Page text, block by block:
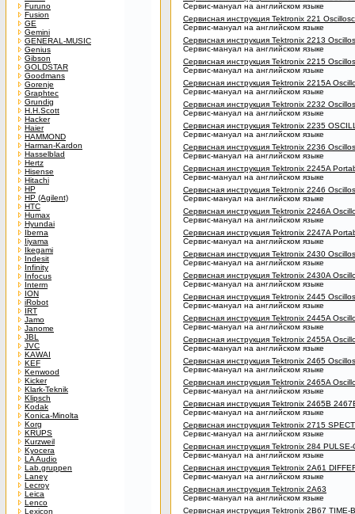
Furuno
Fusion
GE
Gemini
GENERAL-MUSIC
Genius
Gibson
GOLDSTAR
Goodmans
Gorenje
Graphtec
Grundig
H.H.Scott
Hacker
Haier
HAMMOND
Harman-Kardon
Hasselblad
Hertz
Hisense
Hitachi
HP
HP (Agilent)
HTC
Humax
Hyundai
Iberna
Iiyama
Ikegami
Indesit
Infinity
Infocus
Interm
ION
iRobot
IRT
Jamo
Janome
JBL
JVC
KAWAI
KEF
Kenwood
Kicker
Klark-Teknik
Klipsch
Kodak
Konica-Minolta
Korg
KRUPS
Kurzweil
Kyocera
LA Audio
Lab.gruppen
Laney
Lecroy
Leica
Lenco
Lexicon
Сервис-мануал на английском языке
Сервисная инструкция Tektronix 221
Сервис-мануал на английском языке
Сервисная инструкция Tektronix 2213
Сервис-мануал на английском языке
Сервисная инструкция Tektronix 2215
Сервис-мануал на английском языке
Сервисная инструкция Tektronix 2215A
Сервис-мануал на английском языке
Сервисная инструкция Tektronix 2232
Сервис-мануал на английском языке
Сервисная инструкция Tektronix 2235
Сервис-мануал на английском языке
Сервисная инструкция Tektronix 2236
Сервис-мануал на английском языке
Сервисная инструкция Tektronix 2245A
Сервис-мануал на английском языке
Сервисная инструкция Tektronix 2246
Сервис-мануал на английском языке
Сервисная инструкция Tektronix 2246A
Сервис-мануал на английском языке
Сервисная инструкция Tektronix 2247A
Сервис-мануал на английском языке
Сервисная инструкция Tektronix 2430
Сервис-мануал на английском языке
Сервисная инструкция Tektronix 2430A
Сервис-мануал на английском языке
Сервисная инструкция Tektronix 2445
Сервис-мануал на английском языке
Сервисная инструкция Tektronix 2445A
Сервис-мануал на английском языке
Сервисная инструкция Tektronix 2455A
Сервис-мануал на английском языке
Сервисная инструкция Tektronix 2465
Сервис-мануал на английском языке
Сервисная инструкция Tektronix 2465A
Сервис-мануал на английском языке
Сервисная инструкция Tektronix 2465B
Сервис-мануал на английском языке
Сервисная инструкция Tektronix 2715
Сервис-мануал на английском языке
Сервисная инструкция Tektronix 284 PULSE-
Сервис-мануал на английском языке
Сервисная инструкция Tektronix 2A61
Сервис-мануал на английском языке
Сервисная инструкция Tektronix 2A63
Сервис-мануал на английском языке
Сервисная инструкция Tektronix 2B67 TIME-